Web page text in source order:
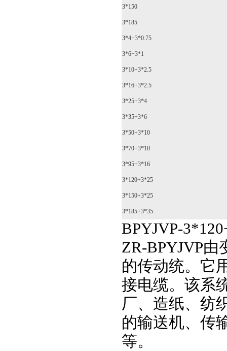
3*150
3*185
3*4+3*0.75
3*6+3*1
3*10+3*2.5
3*16+3*2.5
3*25+3*4
3*35+3*6
3*50+3*10
3*70+3*10
3*95+3*16
3*120+3*25
3*150+3*25
3*185+3*35
BPYJVP-
ZR-BPYJVP
的传动统。它
接电缆。该系
厂、造纸、纺
的输送机、传
等。